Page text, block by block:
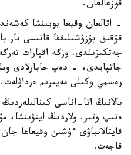
قوزعالعان.
- اتالعان وقيعا بويىنشا
قۇقىق بۇزۋشىلىققا قاتىسى بار
جەتكىزىلدى. وزگە اقپارات
جاتپايدى، - دەپ حابارلادى
رەسمي وكىلى مەيىرىم ەرداۋلەت.
بالانىڭ اتا-اناسى
ەتىپ وتىر. ولاردىڭ ايتۋىنشا،
قايتالانباۋى ءۇشىن وقيعاعا
قاجەت.